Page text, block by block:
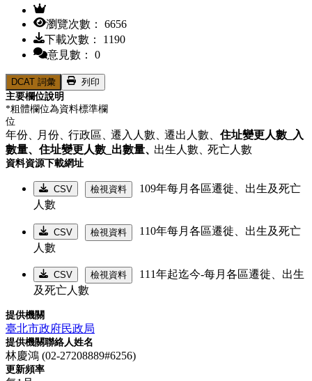
瀏覽次數： 6656
下載次數： 1190
意見數： 0
DCAT 詞彙
列印
主要欄位說明
*粗體欄位為資料標準欄
位
年份、 月份、行政區、遷入人數、遷出人數、 住址變更人數_入
數量、 住址變更人數_出數量、出生人數、死亡人數
資料資源下載網址
CSV 檢視資料
109年每月各區遷徙、出生及死亡
人數
CSV 檢視資料
110年每月各區遷徙、出生及死亡
人數
CSV 檢視資料
111年起迄今-每月各區遷徙、出生
及死亡人數
提供機關
臺北市政府民政局
提供機關聯絡人姓名
林慶鴻 (02-27208889#6256)
更新頻率